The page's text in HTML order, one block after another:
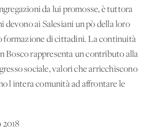
da lui promosse, è tuttora
devono ai Salesiani un pò della loro
formazione di cittadini. La continuità
Bosco rappresenta un contributo alla
sociale, valori che arricchiscono
l'intera comunità ad affrontare le
2018